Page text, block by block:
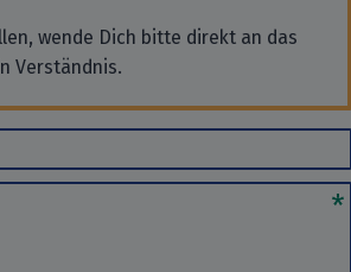
wende Dich bitte direkt an das
Verständnis.